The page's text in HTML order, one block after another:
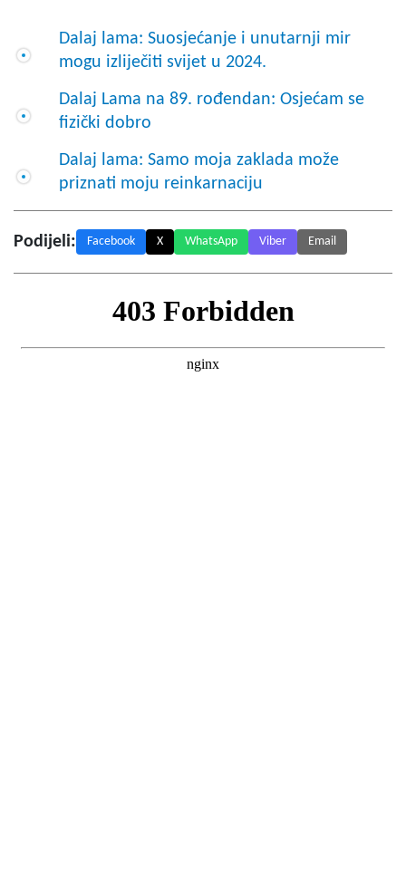
Dalaj lama: Suosjećanje i unutarnji mir
mogu izliječiti svijet u 2024.
Dalaj Lama na 89. rođendan: Osjećam se
fizički dobro
Dalaj lama: Samo moja zaklada može
priznati moju reinkarnaciju
Podijeli: Facebook X WhatsApp Viber Email